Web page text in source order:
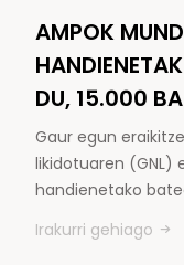
AMPOK
DU, 15.000
Gaur egun
likidotuaren (GNL)
handienetako
Irakurri gehiago